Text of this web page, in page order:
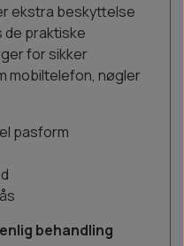
ekstra beskyttelse
de praktiske
for sikker
mobiltelefon, nøgler
pasform
behandling